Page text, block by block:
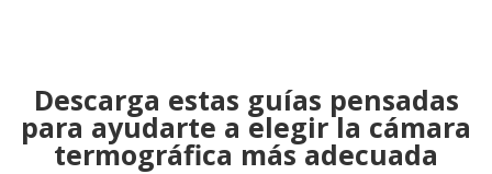
Descarga estas guías pensadas
para ayudarte a elegir la cámara
termográfica más adecuada